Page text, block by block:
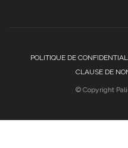
POLITIQUE DE
CLAUSE DE
© Copyright